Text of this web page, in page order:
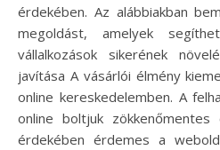
érdekében. Az alábbiakban
megoldást, amelyek
vállalkozások sikerének
javítása A vásárlói élmény
online kereskedelemben. A
online boltjuk
érdekében érdemes a